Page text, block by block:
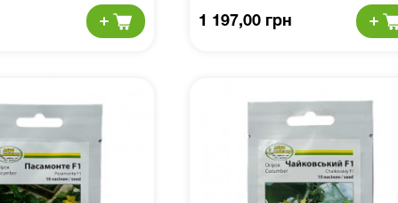
1 197,00 грн